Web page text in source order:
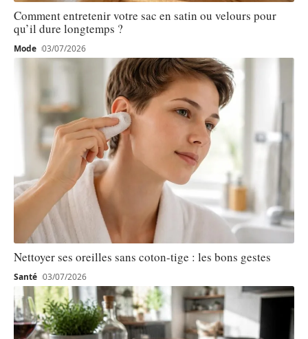
Comment entretenir votre sac en satin ou velours pour
qu’il dure longtemps ?
Mode 03/07/2026
Nettoyer ses oreilles sans coton-tige : les bons gestes
Santé 03/07/2026